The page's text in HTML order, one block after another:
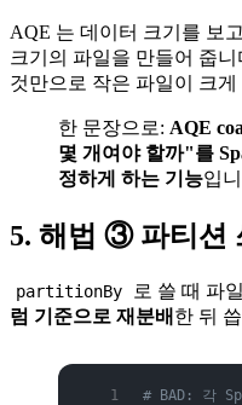
AQE 는 데이터 크기를 보
크기의 파일을 만들어 줍
것만으로 작은 파일이 크
한 문장으로: AQE
몇 개여야 할까"를
정하게 하는 기능입
5. 해법 ③ 파티션
partitionBy 로 쓸 때 파
럼 기준으로 재분배 한 뒤
# BAD: 각